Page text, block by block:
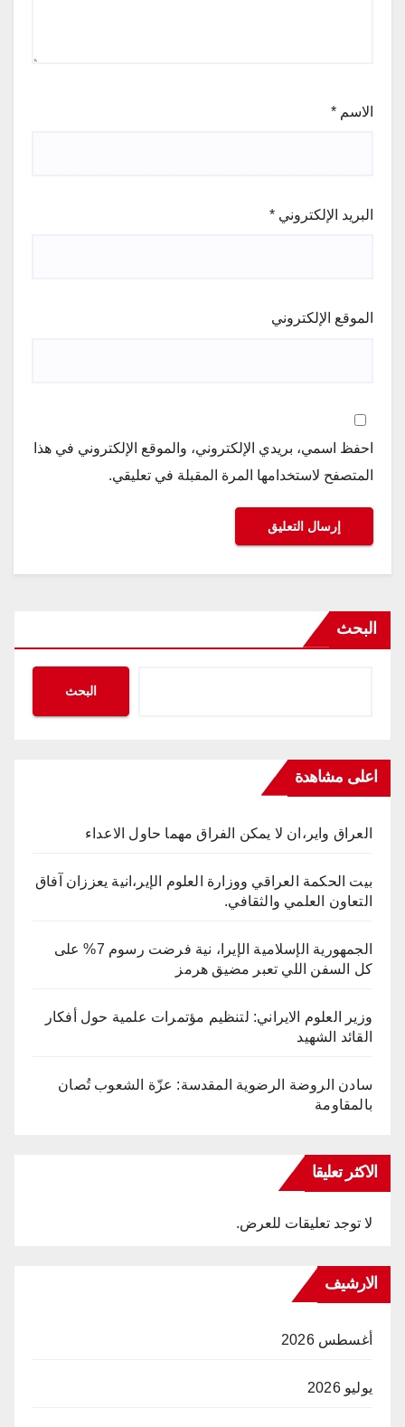
الاسم *
البريد الإلكتروني *
الموقع الإلكتروني
احفظ اسمي، بريدي الإلكتروني، والموقع الإلكتروني في هذا
المتصفح لاستخدامها المرة المقبلة في تعليقي.
البحث
البحث
اعلى مشاهدة
العراق واير،ان لا يمكن الفراق مهما حاول الاعداء
بيت الحكمة العراقي ووزارة العلوم الإير،انية يعززان آفاق
التعاون العلمي والثقافي.
الجمهورية الإسلامية الإيرا، نية فرضت رسوم 7% على
كل السفن اللي تعبر مضيق هرمز
وزير العلوم الايراني: لتنظيم مؤتمرات علمية حول أفكار
القائد الشهيد
سادن الروضة الرضوية المقدسة: عزّة الشعوب تُصان
بالمقاومة
الاكثر تعليقا
لا توجد تعليقات للعرض.
الارشيف
أغسطس 2026
يوليو 2026